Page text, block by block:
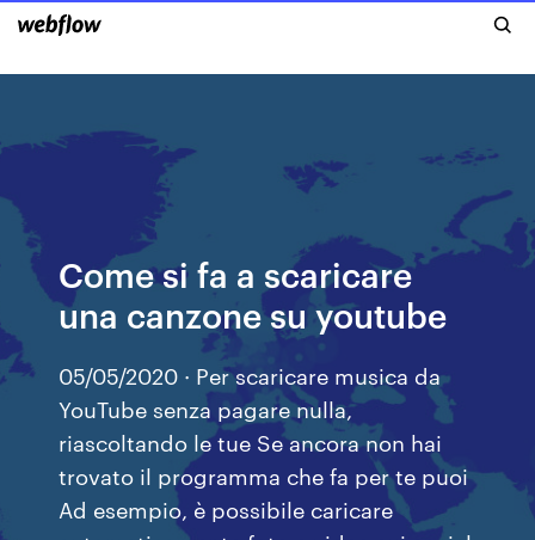
Come si fa a scaricare
una canzone su youtube
05/05/2020 · Per scaricare musica da
YouTube senza pagare nulla,
riascoltando le tue Se ancora non hai
trovato il programma che fa per te puoi
Ad esempio, è possibile caricare